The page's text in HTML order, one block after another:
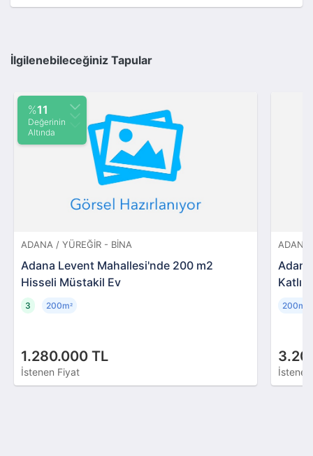
İlgilenebileceğiniz Tapular
%11
Değerinin
Altında
ADANA / YÜREĞIR - BINA
Adana Levent Mahallesi'nde 200 m2
Hisseli Müstakil Ev
1.280.000 TL
İstenen Fiyat
3 200m²
ADANA
Katlı
200m